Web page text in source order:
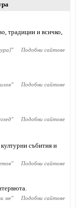
традиции и всичко,
" Подобни сайтове
" Подобни сайтове
" Подобни сайтове
събития и
" Подобни сайтове
ме" Подобни сайтове